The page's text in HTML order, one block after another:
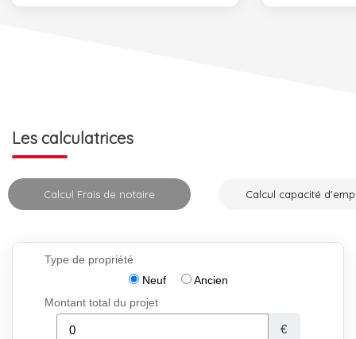
Les calculatrices
Calcul Frais de notaire Calcul capacité